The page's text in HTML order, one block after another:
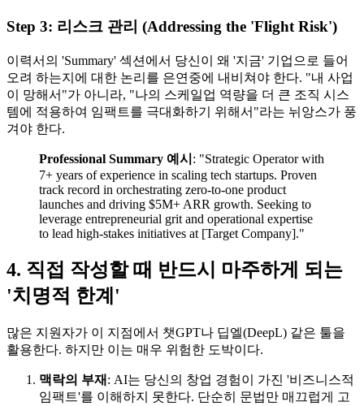
Step 3: 리스크 관리 (Addressing the 'Flight Risk')
이력서의 'Summary' 섹션에서 당신이 왜 '지금' 기업으로 들어
오려 하는지에 대한 논리를 은연중에 내비쳐야 한다. "내 사업
이 망해서"가 아니라, "나의 스케일업 역량을 더 큰 조직 시스
템에 적용하여 임팩트를 극대화하기 위해서"라는 뉘앙스가 풍
겨야 한다.
Professional Summary 예시 : "Strategic Operator with
7+ years of experience in scaling tech startups. Proven
track record in orchestrating zero-to-one product
launches and driving $5M+ ARR growth. Seeking to
leverage entrepreneurial grit and operational expertise
to lead high-stakes initiatives at [Target Company]."
4. 직접 작성할 때 반드시 마주하게 되는
'치명적 한계'
많은 지원자가 이 지점에서 챗GPT나 딥엘(DeepL) 같은 툴을
활용한다. 하지만 이는 매우 위험한 도박이다.
맥락의 부재 : AI는 당신의 창업 경험이 가진 '비즈니스적
임팩트'를 이해하지 못한다. 단순히 문법만 매끄럽게 고